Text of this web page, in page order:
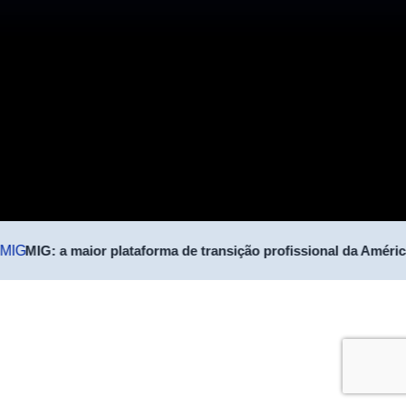
MIG: a maior plataforma de transição profissional da